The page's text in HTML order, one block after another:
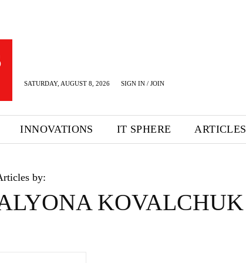
SATURDAY, AUGUST 8, 2026 SIGN IN / JOIN
INNOVATIONS IT SPHERE ARTICLES
by:
KOVALCHUK